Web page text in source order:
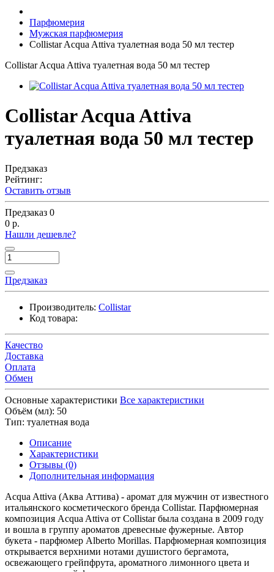
Парфюмерия
Мужская парфюмерия
Collistar Acqua Attiva туалетная вода 50 мл тестер
Collistar Acqua Attiva туалетная вода 50 мл тестер
Collistar Acqua Attiva
туалетная вода 50 мл тестер
Предзаказ
Рейтинг:
Оставить отзыв
Предзаказ 0
0 р.
Нашли дешевле?
Предзаказ
Производитель: Collistar
Код товара:
Качество
Доставка
Оплата
Обмен
Основные характеристики Все характеристики
Объём (мл): 50
Тип: туалетная вода
Описание
Характеристики
Отзывы (0)
Дополнительная информация
Acqua Attiva (Аква Аттива) - аромат для мужчин от известного
итальянского косметического бренда Collistar. Парфюмерная
композиция Acqua Attiva от Collistar была создана в 2009 году
и вошла в группу ароматов древесные фужерные. Автор
букета - парфюмер Alberto Morillas. Парфюмерная композиция
открывается верхними нотами душистого бергамота,
освежающего грейпфрута, ароматного лимонного цвета и